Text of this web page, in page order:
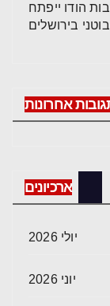
הודו ייפתח
בירושלים
אחרונות
ארכיונים
יולי 2026
יוני 2026